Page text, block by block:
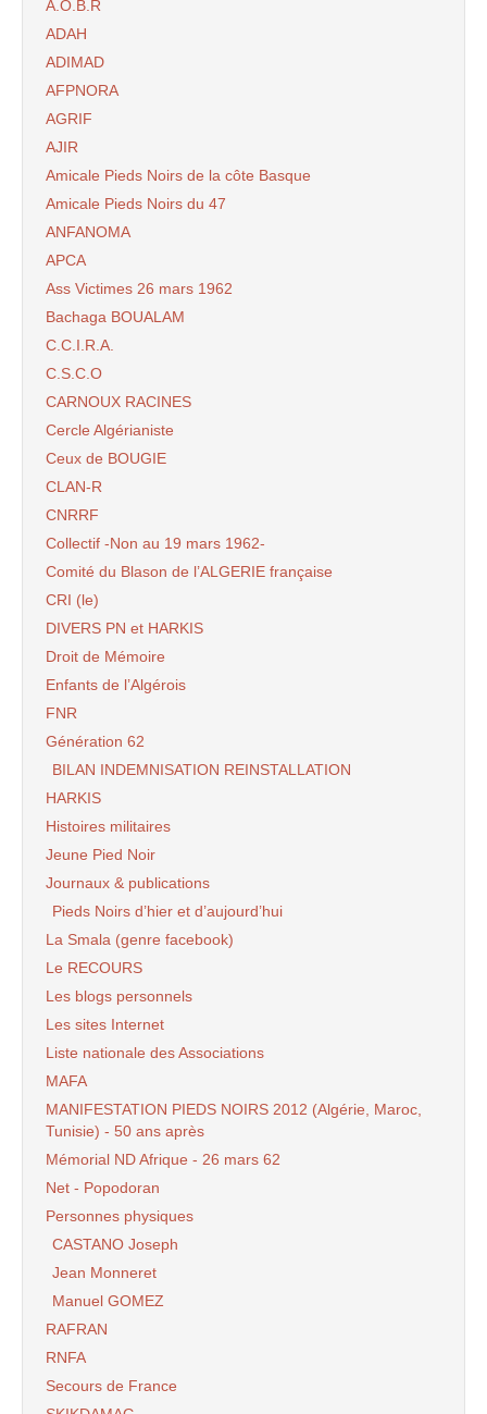
A.O.B.R
ADAH
ADIMAD
AFPNORA
AGRIF
AJIR
Amicale Pieds Noirs de la côte Basque
Amicale Pieds Noirs du 47
ANFANOMA
APCA
Ass Victimes 26 mars 1962
Bachaga BOUALAM
C.C.I.R.A.
C.S.C.O
CARNOUX RACINES
Cercle Algérianiste
Ceux de BOUGIE
CLAN-R
CNRRF
Collectif -Non au 19 mars 1962-
Comité du Blason de l’ALGERIE française
CRI (le)
DIVERS PN et HARKIS
Droit de Mémoire
Enfants de l’Algérois
FNR
Génération 62
BILAN INDEMNISATION REINSTALLATION
HARKIS
Histoires militaires
Jeune Pied Noir
Journaux & publications
Pieds Noirs d’hier et d’aujourd’hui
La Smala (genre facebook)
Le RECOURS
Les blogs personnels
Les sites Internet
Liste nationale des Associations
MAFA
MANIFESTATION PIEDS NOIRS 2012 (Algérie, Maroc,
Tunisie) - 50 ans après
Mémorial ND Afrique - 26 mars 62
Net - Popodoran
Personnes physiques
CASTANO Joseph
Jean Monneret
Manuel GOMEZ
RAFRAN
RNFA
Secours de France